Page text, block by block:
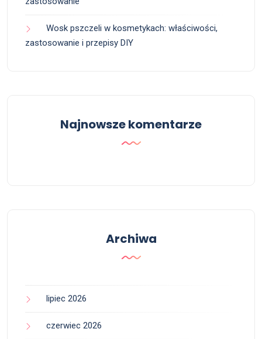
Wosk pszczeli w kosmetykach: właściwości,
zastosowanie i przepisy DIY
Najnowsze komentarze
Archiwa
lipiec 2026
czerwiec 2026